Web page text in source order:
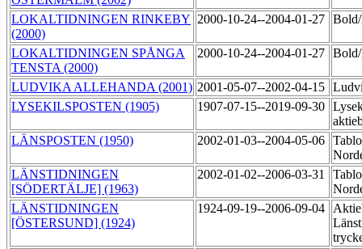
LOKALTIDNINGEN RINKEBY
(2000)
2000-10-24--2004-01-27
LOKALTIDNINGEN SPÅNGA
TENSTA (2000)
2000-10-24--2004-01-27
LUDVIKA ALLEHANDA (2001) 2001-05-07--2002-04-15
LYSEKILSPOSTEN (1905)
1907-07-15--2019-09-30
LÄNSPOSTEN (1950)
2002-01-03--2004-05-06
LÄNSTIDNINGEN
[SÖDERTÄLJE] (1963)
2002-01-02--2006-03-31
LÄNSTIDNINGEN
[ÖSTERSUND] (1924)
1924-09-19--2006-09-04